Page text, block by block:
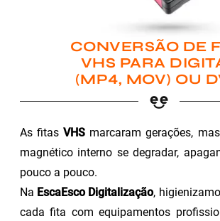
CONVERSÃO DE
VHS PARA
(MP4, MOV) OU
As fitasVHS marcaram gerações,
magnético interno se degradar,
pouco a pouco.
Na EscaEsco Digitalização,
cada fita com equipamentos